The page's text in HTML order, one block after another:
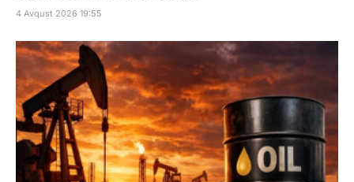
4 Avqust 2026 19:55